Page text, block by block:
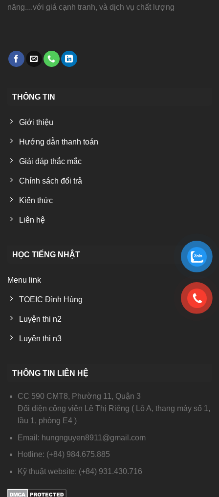
năng....với giá cạnh tranh, và dịch vụ chất lượng
THÔNG TIN
Giới thiệu
Hướng dẫn thanh toán
Giải đáp thắc mắc
Chính sách đổi trả
Kiến thức
Liên hệ
HỌC TIẾNG NHẬT
Menu link
TOEIC Đình Hùng
Luyện thi n2
Luyện thi n3
THÔNG TIN LIÊN HỆ
CC 590 CMT8, Phường 11, Quận 3
Đối diện công viên Lê Thị Riêng ( Lô A, thang máy số 1,
lầu 1, phòng E4 )
Email: hungnguyen8911@gmail.com
Hotline: (+84) 984.675.885
Kỹ thuật website: (+84) 931.430.716